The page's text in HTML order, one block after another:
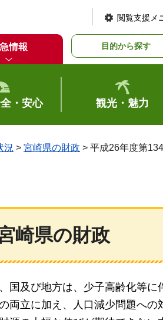
閲覧支援メ
情報 目的から探す
・安心 観光・魅力
況 > 宮崎県の財政 > 平成26年度第
崎県の財政
国及び地方は、少子高齢化等
両立に加え、人口減少問題への